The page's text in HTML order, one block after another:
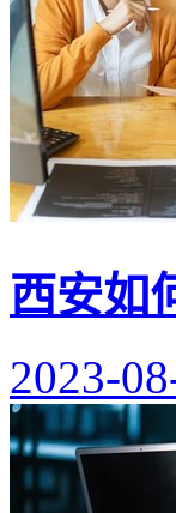
西安如
2023-